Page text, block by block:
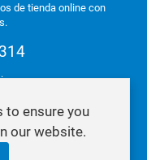
de tienda online con
to ensure you
our website.